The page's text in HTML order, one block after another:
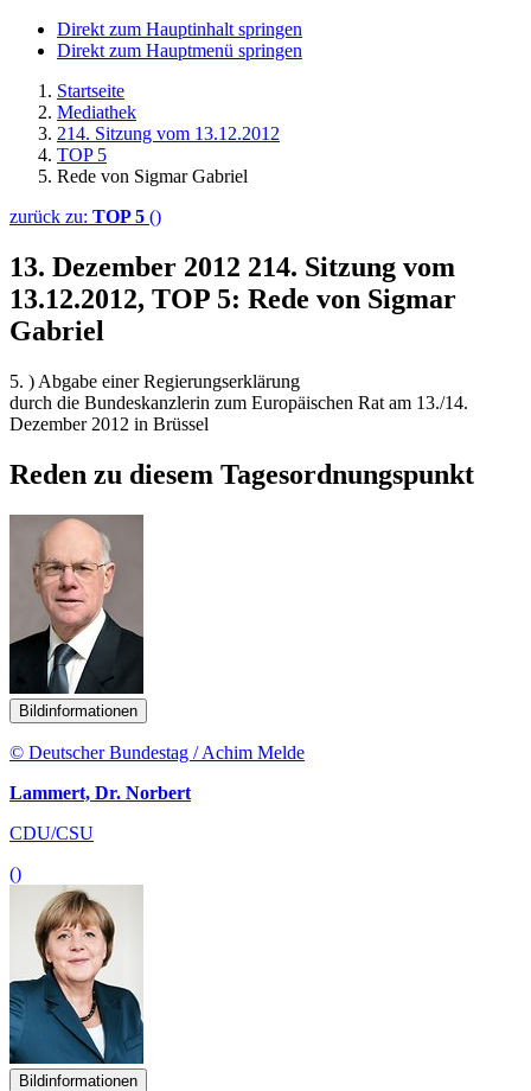
Direkt zum Hauptinhalt springen
Direkt zum Hauptmenü springen
Startseite
Mediathek
214. Sitzung vom 13.12.2012
TOP 5
Rede von Sigmar Gabriel
zurück zu: TOP 5 ()
13. Dezember 2012 214. Sitzung vom
13.12.2012, TOP 5: Rede von Sigmar
Gabriel
5. ) Abgabe einer Regierungserklärung
durch die Bundeskanzlerin zum Europäischen Rat am 13./14.
Dezember 2012 in Brüssel
Reden zu diesem Tagesordnungspunkt
Bildinformationen
© Deutscher Bundestag / Achim Melde
Lammert, Dr. Norbert
CDU/CSU
()
Bildinformationen